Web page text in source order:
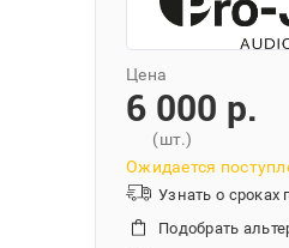
Цена
6 000 p.
(шт.)
Ожидается
Узнать о сроках
Подобрать